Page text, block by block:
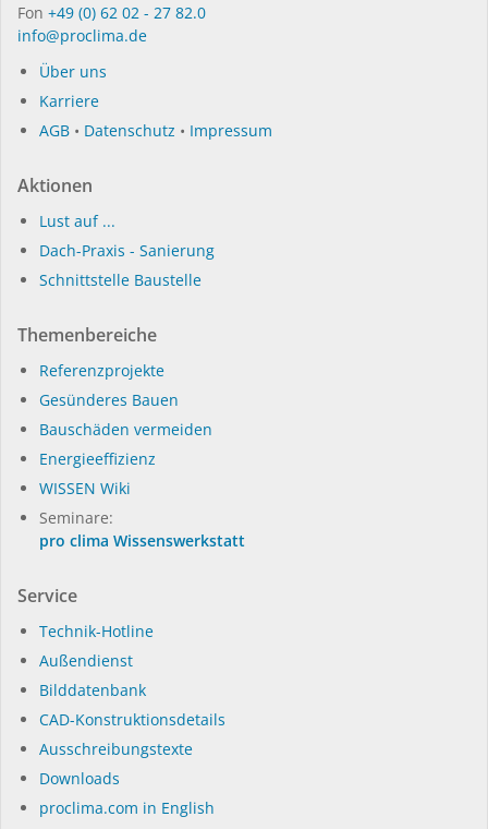
Fon +49 (0) 62 02 - 27 82.0
info@proclima.de
Über uns
Karriere
AGB • Datenschutz • Impressum
Aktionen
Lust auf ...
Dach-Praxis - Sanierung
Schnittstelle Baustelle
Themenbereiche
Referenzprojekte
Gesünderes Bauen
Bauschäden vermeiden
Energieeffizienz
WISSEN Wiki
Seminare:
pro clima Wissenswerkstatt
Service
Technik-Hotline
Außendienst
Bilddatenbank
CAD-Konstruktionsdetails
Ausschreibungstexte
Downloads
proclima.com in English